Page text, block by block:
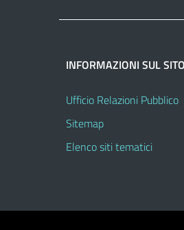
INFORMAZIONI SUL SITO
Ufficio Relazioni Pubblico
Sitemap
Elenco siti tematici